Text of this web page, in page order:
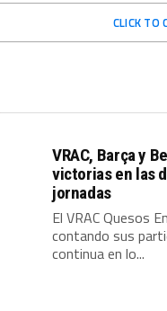
CLICK TO
VRAC, Barça y
victorias en las
jornadas
El VRAC Quesos
contando sus
continua en lo...